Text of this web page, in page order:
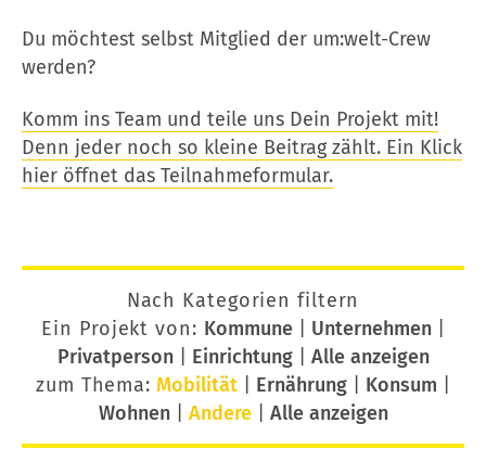
Du möchtest selbst Mitglied der um:welt-Crew
werden?
Komm ins Team und teile uns Dein Projekt mit!
Denn jeder noch so kleine Beitrag zählt. Ein Klick
hier öffnet das Teilnahmeformular.
Nach Kategorien filtern
Ein Projekt von: Kommune| Unternehmen|
Privatperson| Einrichtung| Alle anzeigen
zum Thema: Mobilität Ernährung Konsum
Wohnen| Andere| Alle anzeigen